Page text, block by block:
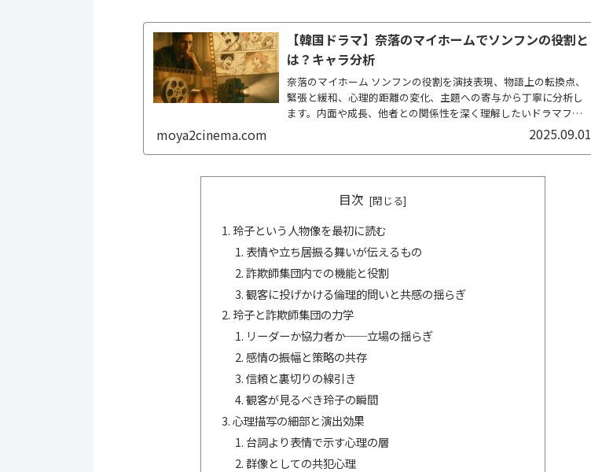
【韓国ドラマ】奈落のマイホームでソンフンの役割と
は？キャラ分析
奈落のマイホーム ソンフンの役割を演技表現、物語上の転換点、
緊張と緩和、心理的距離の変化、主題への寄与から丁寧に分析し
ます。内面や成長、他者との関係性を深く理解したいドラマファ
moya2cinema.com 2025.09.01
目次
玲子という人物像を最初に読む
表情や立ち居振る舞いが伝えるもの
詐欺師集団内での機能と役割
観客に投げかける倫理的問いと共感の揺らぎ
玲子と詐欺師集団の力学
リーダーか協力者か──立場の揺らぎ
感情の振幅と策略の共存
信頼と裏切りの線引き
観客が見るべき玲子の瞬間
心理描写の細部と演出効果
台詞より表情で示す心理の層
群像としての共犯心理